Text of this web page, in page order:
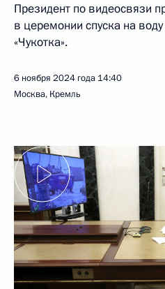
Президент по видеосвязи
в церемонии спуска на
«Чукотка».
6 ноября 2024 года 14:40
Москва, Кремль